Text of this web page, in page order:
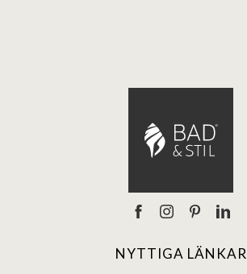
NYTTIGA LÄNKAR